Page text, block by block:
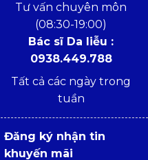
Tư vấn chuyên môn
(08:30-19:00)
Bác sĩ Da liễu :
0938.449.788
Tất cả các ngày trong
tuần
Đăng ký nhận tin
khuyến mãi